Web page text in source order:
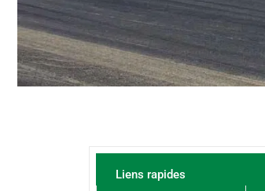
Liens rapides